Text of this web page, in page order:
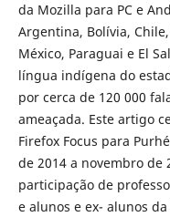
da Mozilla para PC e
Argentina, Bolívia,
México, Paraguai e El
língua indígena do
por cerca de 120 000
ameaçada. Este artigo
Firefox Focus para
de 2014 a novembro de
participação de
e alunos e ex- alunos